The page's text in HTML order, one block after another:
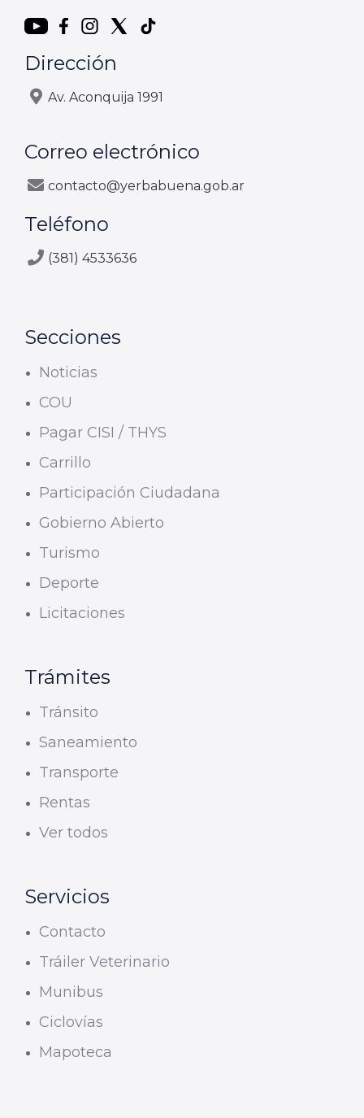
Dirección
Av. Aconquija 1991
Correo electrónico
contacto@yerbabuena.gob.ar
Teléfono
(381) 4533636
Secciones
Noticias
COU
Pagar CISI / THYS
Carrillo
Participación Ciudadana
Gobierno Abierto
Turismo
Deporte
Licitaciones
Trámites
Tránsito
Saneamiento
Transporte
Rentas
Ver todos
Servicios
Contacto
Tráiler Veterinario
Munibus
Ciclovías
Mapoteca